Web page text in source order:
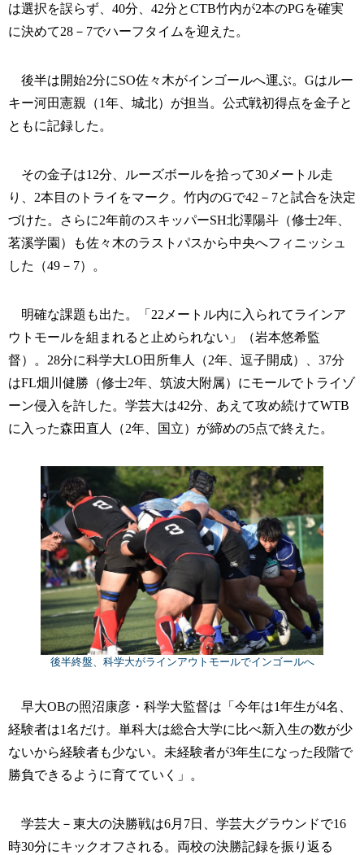
は選択を誤らず、40分、42分とCTB竹内が2本のPGを確実
に決めて28－7でハーフタイムを迎えた。
後半は開始2分にSO佐々木がインゴールへ運ぶ。Gはルー
キー河田憲親（1年、城北）が担当。公式戦初得点を金子と
ともに記録した。
その金子は12分、ルーズボールを拾って30メートル走
り、2本目のトライをマーク。竹内のGで42－7と試合を決定
づけた。さらに2年前のスキッパーSH北澤陽斗（修士2年、
茗溪学園）も佐々木のラストパスから中央へフィニッシュ
した（49－7）。
明確な課題も出た。「22メートル内に入られてラインア
ウトモールを組まれると止められない」（岩本悠希監
督）。28分に科学大LO田所隼人（2年、逗子開成）、37分
はFL畑川健勝（修士2年、筑波大附属）にモールでトライゾ
ーン侵入を許した。学芸大は42分、あえて攻め続けてWTB
に入った森田直人（2年、国立）が締めの5点で終えた。
後半終盤、科学大がラインアウトモールでインゴールへ
早大OBの照沼康彦・科学大監督は「今年は1年生が4名、
経験者は1名だけ。単科大は総合大学に比べ新入生の数が少
ないから経験者も少ない。未経験者が3年生になった段階で
勝負できるように育てていく」。
学芸大－東大の決勝戦は6月7日、学芸大グラウンドで16
時30分にキックオフされる。両校の決勝記録を振り返る